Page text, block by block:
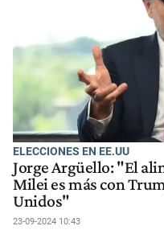
ELECCIONES EN EE.UU
Jorge Argüello: "El
Milei es más con
Unidos"
23-09-2024 10:43